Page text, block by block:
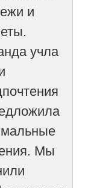
и
учла
Мы